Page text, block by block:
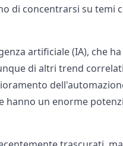
di concentrarsi su temi
artificiale (IA), che ha
di altri trend
hanno un enorme